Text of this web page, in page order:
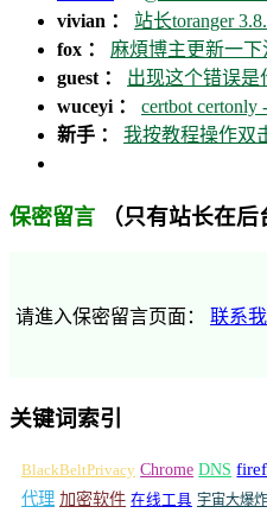
vivian ： 站长toranger
fox ： 麻煩博主更新一下
guest ： 出现这个错误是
wuceyi ： certbot certonly
新手 ： 我按教程操作双
保密留言 （只有站长在后
请進入保密留言页面： 联系
关键词索引
BlackBeltPrivacy Chrome DNS
代理 加密软件 在线工具 宇宙大爆炸